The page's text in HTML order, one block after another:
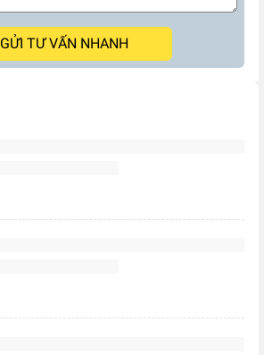
GỬI TƯ VẤN NHANH